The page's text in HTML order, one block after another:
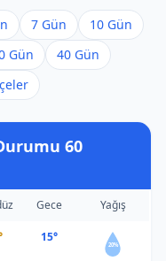
7 Gün
10 Gün
Gün
40 Gün
60
Gece Yağış
15°
20%